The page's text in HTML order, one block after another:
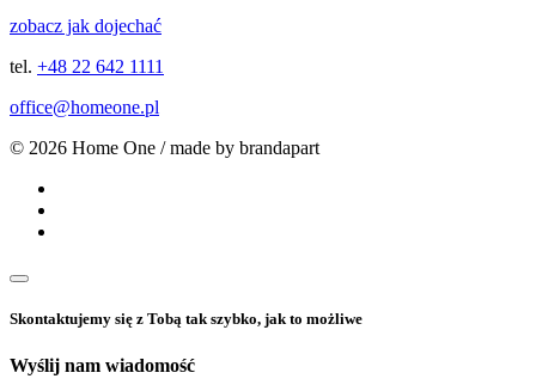
zobacz jak dojechać
tel. +48 22 642 1111
office@homeone.pl
© 2026 Home One / made by brandapart
Skontaktujemy się z Tobą tak szybko, jak to możliwe
Wyślij nam wiadomość